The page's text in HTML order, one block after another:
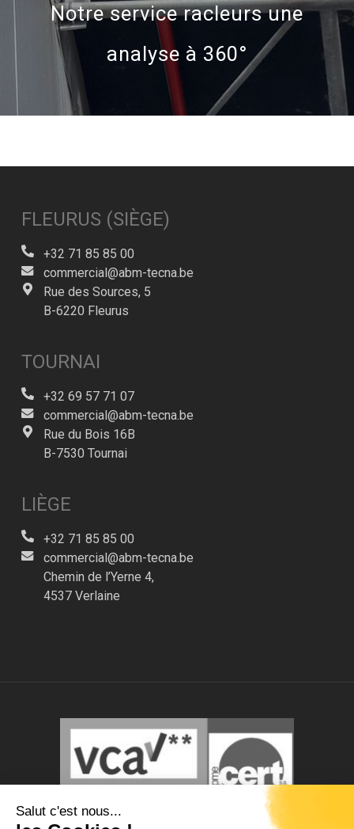
Notre service racleurs une
analyse à 360°
FLEURUS (SIÈGE)
+32 71 85 85 00
commercial@abm-tecna.be
Rue des Sources, 5
B-6220 Fleurus
TOURNAI
+32 69 57 71 07
commercial@abm-tecna.be
Rue du Bois 16B
B-7530 Tournai
LIÈGE
+32 71 85 85 00
commercial@abm-tecna.be
Chemin de l’Yerne 4,
4537 Verlaine